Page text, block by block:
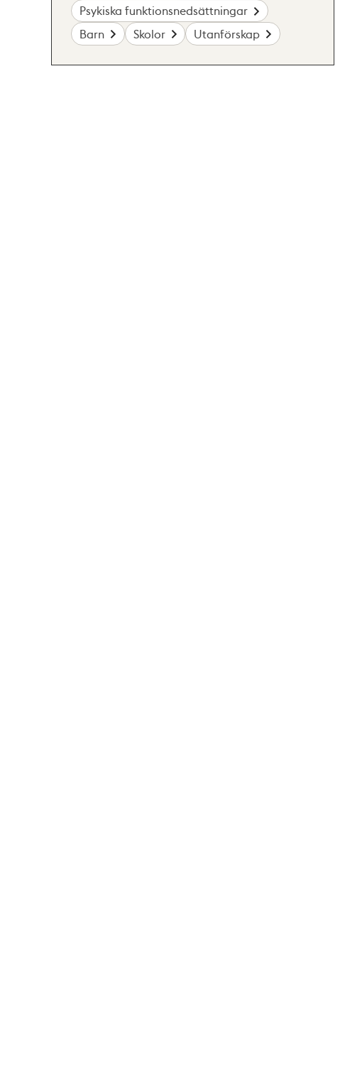
Psykiska funktionsnedsättningar
Barn
Skolor Utanförskap